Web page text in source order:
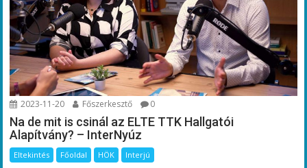
2023-11-20 Főszerkesztő 0
Na de mit is csinál az ELTE TTK Hallgatói
Alapítvány? – InterNyúz
Eltekintés Főoldal HÖK Interjú